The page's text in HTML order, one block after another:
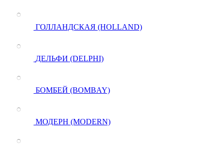
ГОЛЛАНДСКАЯ (HOLLAND)
ДЕЛЬФИ (DELPHI)
БОМБЕЙ (BOMBAY)
МОДЕРН (MODERN)